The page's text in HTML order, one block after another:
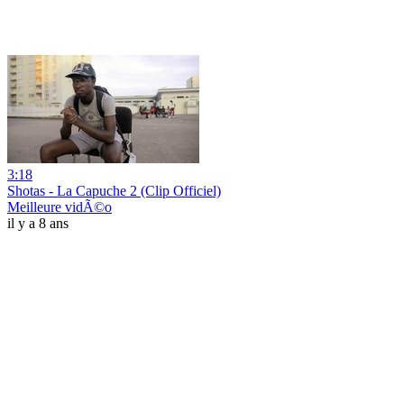
3:18
Shotas - La Capuche 2 (Clip Officiel)
Meilleure vidÃ©o
il y a 8 ans